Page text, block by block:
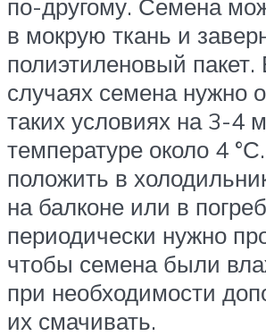
по-другому. Семена
в мокрую ткань и
полиэтиленовый пакет.
случаях семена нужно
таких условиях на 3-4
температуре около 4
положить в
на балконе или в
периодически нужно
чтобы семена были
при необходимости
их смачивать.